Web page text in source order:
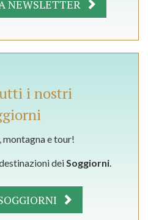
NEWSLETTER
i nostri
montagna e tour!
deiSoggiorni.